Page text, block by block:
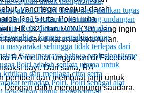
yang tega menjual darah
Rp15 juta. Polisi juga
HK (32) dan MON (30), yang ingin
lama tidak dikaruniai keturunan.
RA melihat unggahan di Facebook
bayi. Dari sana, RA
pembeli dan membuat janji untuk
Dengan dalih mengunjungi saudara,